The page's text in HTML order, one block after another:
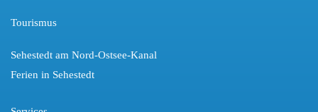
Tourismus
Sehestedt am Nord-Ostsee-Kanal
Ferien in Sehestedt